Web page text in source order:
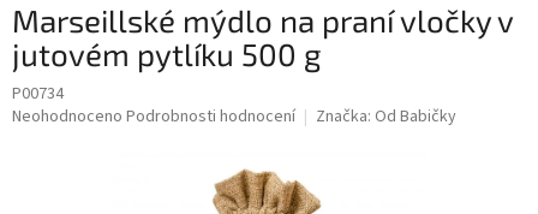
Marseillské mýdlo na praní vločky v
jutovém pytlíku 500 g
P00734
Průměrné
Neohodnoceno Podrobnosti hodnocení Značka: Od Babičky